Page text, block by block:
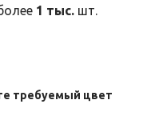
1 тыс. шт.
требуемый цвет